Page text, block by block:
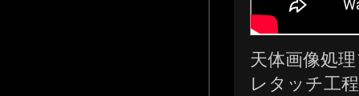
天体画像処
レタッチ工